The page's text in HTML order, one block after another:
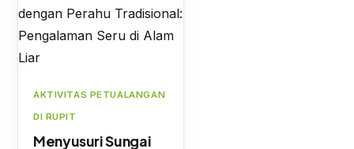
AKTIVITAS PETUALANGAN
DI RUPIT
Menyusuri Sungai